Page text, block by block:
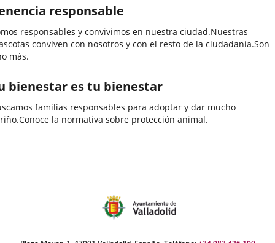
responsable
responsables y convivimos en nuestra ciudad.Nuestras
conviven con nosotros y con el resto de la ciudadanía.Son
más.
bienestar es tu bienestar
familias responsables para adoptar y dar mucho
la normativa sobre protección animal.